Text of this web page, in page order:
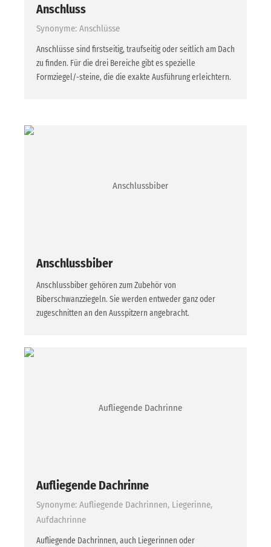
Anschluss
Synonyme: Anschlüsse
Anschlüsse sind firstseitig, traufseitig oder seitlich am Dach
zu finden. Für die drei Bereiche gibt es spezielle
Formziegel/-steine, die die exakte Ausführung erleichtern.
Anschlussbiber
Anschlussbiber gehören zum Zubehör von
Biberschwanzziegeln. Sie werden entweder ganz oder
zugeschnitten an den Ausspitzern angebracht.
Aufliegende Dachrinne
Synonyme: Aufliegende Dachrinnen, Liegerinne,
Aufdachrinne
Aufliegende Dachrinnen, auch Liegerinnen oder